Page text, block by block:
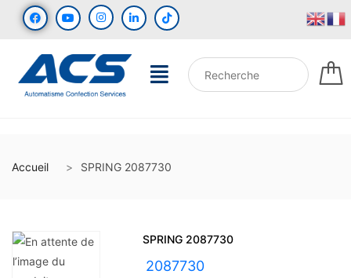
Accueil SPRING 2087730
SPRING 2087730
2087730